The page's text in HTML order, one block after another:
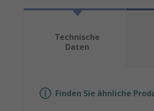
Technische
Daten
Finden Sie ähnliche